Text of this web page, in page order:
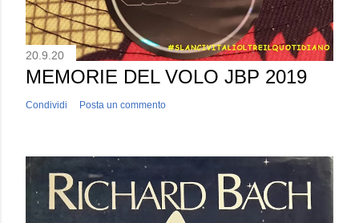
20.9.20
MEMORIE DEL VOLO JBP 2019
Condividi Posta un commento